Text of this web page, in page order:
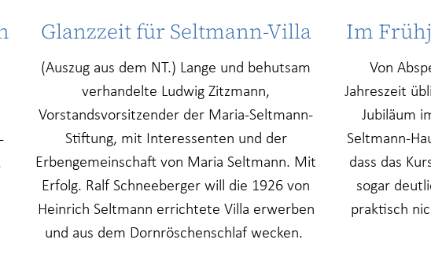
Glanzzeit für Seltmann-Villa
(Auszug aus dem NT.) Lange und behutsam
verhandelte Ludwig Zitzmann,
Vorstandsvorsitzender der Maria-Seltmann-
Stiftung, mit Interessenten und der
Erbengemeinschaft von Maria Seltmann. Mit
Erfolg. Ralf Schneeberger will die 1926 von
Heinrich Seltmann errichtete Villa erwerben
und aus dem Dornröschenschlaf wecken.
Im
Von
Jahreszeit
Jubiläum
Seltmann-
dass das
sogar
praktisch